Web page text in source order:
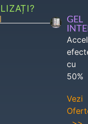
GEL
cu
50%
Vezi